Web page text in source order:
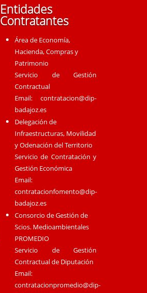
Entidades
Contratantes
Área de Economía,
Hacienda, Compras y
Patrimonio
Servicio de Gestión
Contractual
Email:contratacion@dip-
badajoz.es
Delegación de
Infraestructuras, Movilidad
y Odenación del Territorio
Servicio de Contratación y
Gestión Económica
Email:
contratacionfomento@dip-
badajoz.es
Consorcio de Gestión de
Scios. Medioambientales
PROMEDIO
Servicio de Gestión
Contractual de Diputación
Email:
contratacionpromedio@dip-